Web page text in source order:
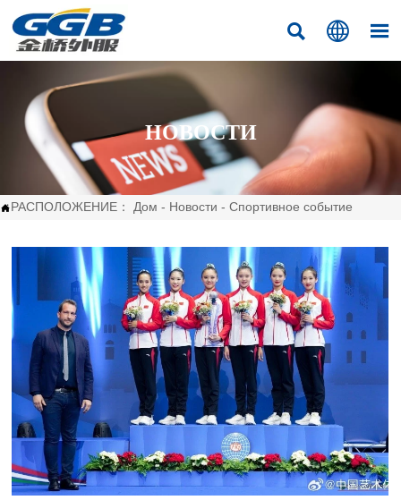
  
НОВОСТИ
РАСПОЛОЖЕНИЕ： Дом - Новости - Спортивное событие